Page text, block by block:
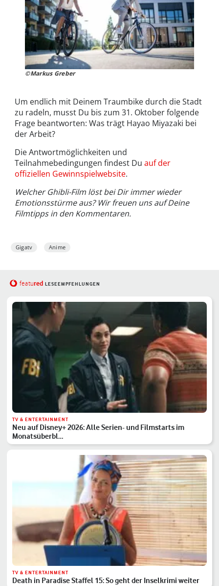
©Markus Greber
Um endlich mit Deinem Traumbike durch die Stadt
zu radeln, musst Du bis zum 31. Oktober folgende
Frage beantworten: Was trägt Hayao Miyazaki bei
der Arbeit?
Die Antwortmöglichkeiten und
Teilnahmebedingungen findest Du auf der
offiziellen Gewinnspielwebsite.
Welcher Ghibli-Film löst bei Dir immer wieder
Emotionsstürme aus? Wir freuen uns auf Deine
Filmtipps in den Kommentaren.
Gigatv Anime
featured LESEEMPFEHLUNGEN
TV & ENTERTAINMENT
Neu auf Disney+ 2026: Alle Serien- und Filmstarts im
Monatsüberbl…
TV & ENTERTAINMENT
Death in Paradise Staffel 15: So geht der Inselkrimi weiter